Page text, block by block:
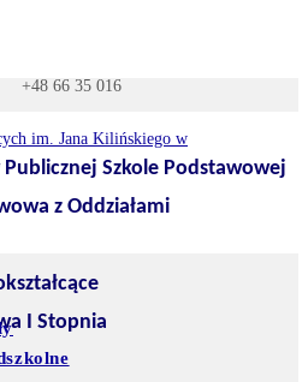
1 +48 66 35 016
Publicznej Szkole Podstawowej
z Oddziałami
I Stopnia